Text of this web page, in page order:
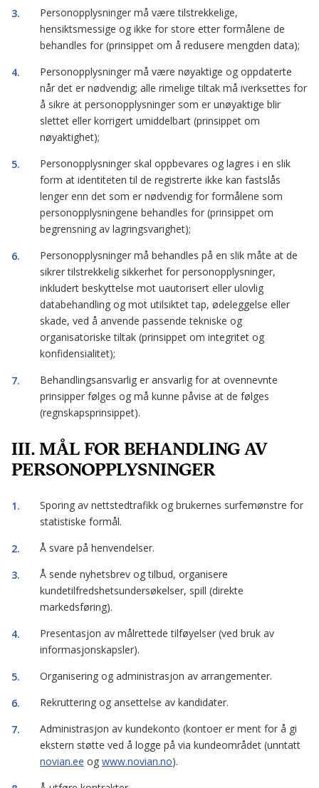
Personopplysninger må være tilstrekkelige,
hensiktsmessige og ikke for store etter formålene de
behandles for (prinsippet om å redusere mengden data);
Personopplysninger må være nøyaktige og oppdaterte
når det er nødvendig; alle rimelige tiltak må iverksettes for
å sikre at personopplysninger som er unøyaktige blir
slettet eller korrigert umiddelbart (prinsippet om
nøyaktighet);
Personopplysninger skal oppbevares og lagres i en slik
form at identiteten til de registrerte ikke kan fastslås
lenger enn det som er nødvendig for formålene som
personopplysningene behandles for (prinsippet om
begrensning av lagringsvarighet);
Personopplysninger må behandles på en slik måte at de
sikrer tilstrekkelig sikkerhet for personopplysninger,
inkludert beskyttelse mot uautorisert eller ulovlig
databehandling og mot utilsiktet tap, ødeleggelse eller
skade, ved å anvende passende tekniske og
organisatoriske tiltak (prinsippet om integritet og
konfidensialitet);
Behandlingsansvarlig er ansvarlig for at ovennevnte
prinsipper følges og må kunne påvise at de følges
(regnskapsprinsippet).
III. MÅL FOR BEHANDLING AV
PERSONOPPLYSNINGER
Sporing av nettstedtrafikk og brukernes surfemønstre for
statistiske formål.
Å svare på henvendelser.
Å sende nyhetsbrev og tilbud, organisere
kundetilfredshetsundersøkelser, spill (direkte
markedsføring).
Presentasjon av målrettede tilføyelser (ved bruk av
informasjonskapsler).
Organisering og administrasjon av arrangementer.
Rekruttering og ansettelse av kandidater.
Administrasjon av kundekonto (kontoer er ment for å gi
ekstern støtte ved å logge på via kundeområdet (unntatt
novian.ee og www.novian.no).